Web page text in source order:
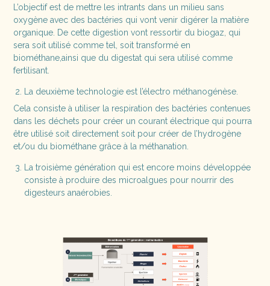
L’objectif est de mettre les intrants dans un milieu sans
oxygène avec des bactéries qui vont venir digérer la matière
organique. De cette digestion vont ressortir du biogaz, qui
sera soit utilisé comme tel, soit transformé en
biométhane,ainsi que du digestat qui sera utilisé comme
fertilisant.
La deuxième technologie est l’électro méthanogénèse.
Cela consiste à utiliser la respiration des bactéries contenues
dans les déchets pour créer un courant électrique qui pourra
être utilisé soit directement soit pour créer de l’hydrogène
et/ou du biométhane grâce à la méthanation.
La troisième génération qui est encore moins développée
consiste à produire des microalgues pour nourrir des
digesteurs anaérobies.